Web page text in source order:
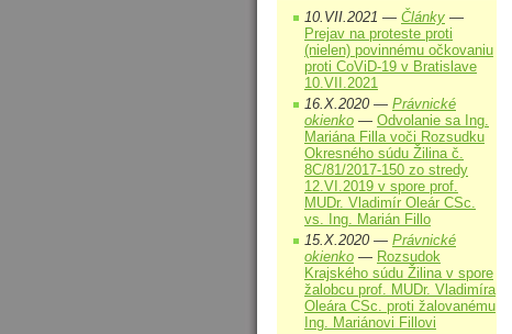
10.VII.2021 — Články —
Prejav na proteste proti
(nielen) povinnému očkovaniu
proti CoViD-19 v Bratislave
10.VII.2021
16.X.2020 — Právnické
okienko — Odvolanie sa Ing.
Mariána Filla voči Rozsudku
Okresného súdu Žilina č.
8C/81/2017-150 zo stredy
12.VI.2019 v spore prof.
MUDr. Vladimír Oleár CSc.
vs. Ing. Marián Fillo
15.X.2020 — Právnické
okienko — Rozsudok
Krajského súdu Žilina v spore
žalobcu prof. MUDr. Vladimíra
Oleára CSc. proti žalovanému
Ing. Mariánovi Fillovi